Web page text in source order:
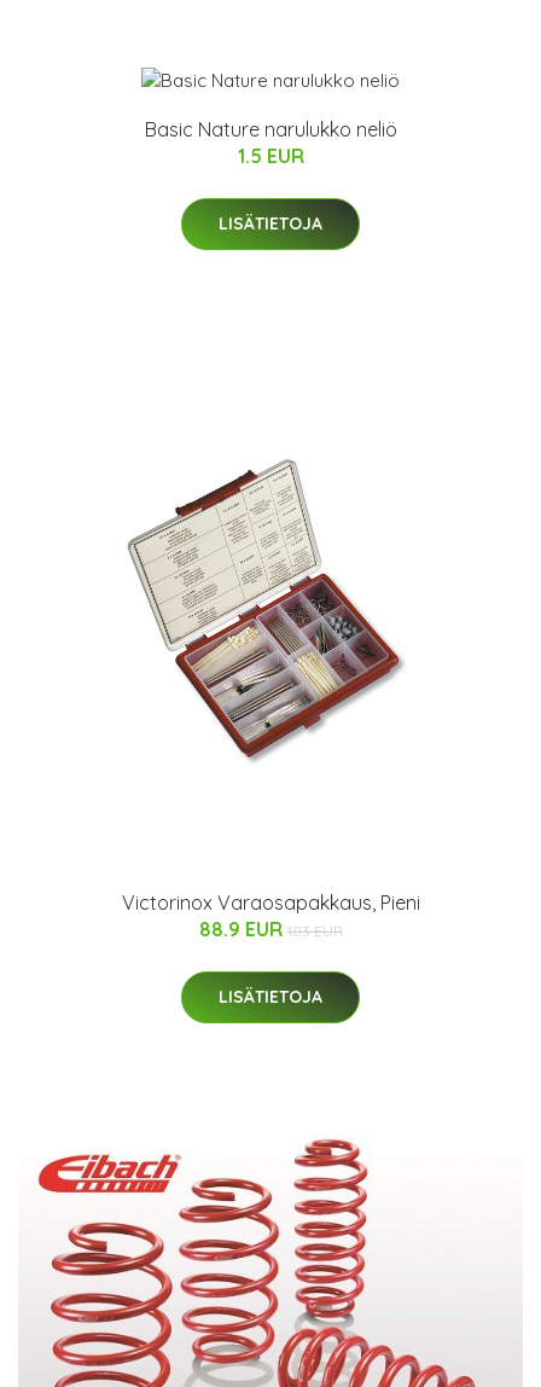
Basic Nature narulukko neliö
1.5 EUR
LISÄTIETOJA
Victorinox Varaosapakkaus, Pieni
88.9 EUR 103 EUR
LISÄTIETOJA